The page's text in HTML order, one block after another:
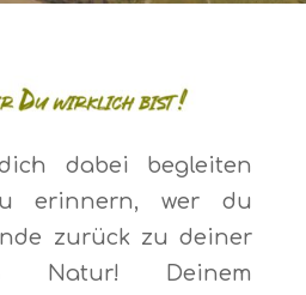
dabei begleiten
erinnern, wer du
zurück zu deiner
Natur! Deinem